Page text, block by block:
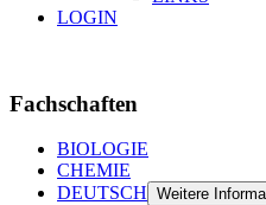
LOGIN
Fachschaften
BIOLOGIE
CHEMIE
DEUTSCH Weitere